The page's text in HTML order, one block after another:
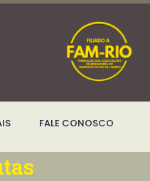
FALE CONOSCO